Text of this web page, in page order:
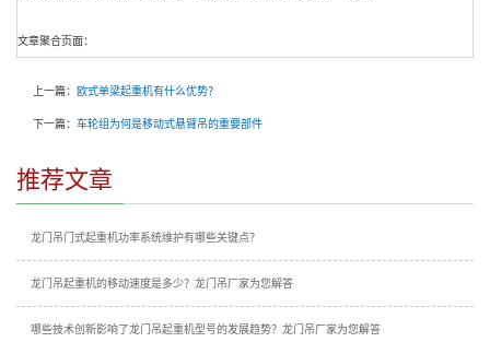
文章聚合页面：
上一篇： 欧式单梁起重机有什么优势？
下一篇： 车轮组为何是移动式悬臂吊的重要部件
推荐文章
龙门吊门式起重机功率系统维护有哪些关键点？
龙门吊起重机的移动速度是多少？龙门吊厂家为您解答
哪些技术创新影响了龙门吊起重机型号的发展趋势？龙门吊厂家为您解答